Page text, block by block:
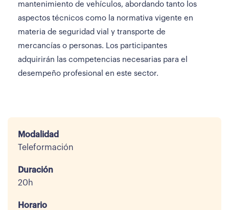
mantenimiento de vehículos, abordando tanto los
aspectos técnicos como la normativa vigente en
materia de seguridad vial y transporte de
mercancías o personas. Los participantes
adquirirán las competencias necesarias para el
desempeño profesional en este sector.
Modalidad
Teleformación
Duración
20h
Horario